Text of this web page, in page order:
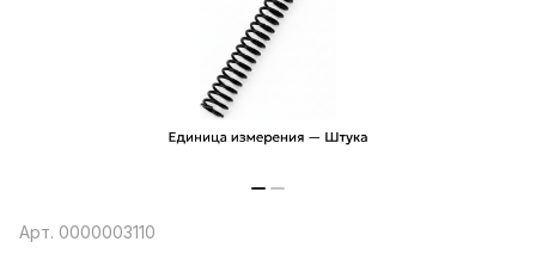
Арт. 0000003110